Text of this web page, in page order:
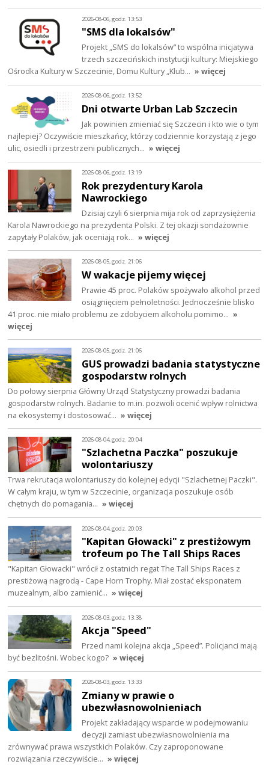
2026-08-06, godz. 13:53
"SMS dla lokalsów"
Projekt „SMS do lokalsów” to wspólna inicjatywa
trzech szczecińskich instytucji kultury: Miejskiego
Ośrodka Kultury w Szczecinie, Domu Kultury „Klub… » więcej
2026-08-06, godz. 13:52
Dni otwarte Urban Lab Szczecin
Jak powinien zmieniać się Szczecin i kto wie o tym
najlepiej? Oczywiście mieszkańcy, którzy codziennie korzystają z jego
ulic, osiedli i przestrzeni publicznych… » więcej
2026-08-06, godz. 13:19
Rok prezydentury Karola
Nawrockiego
Dzisiaj czyli 6 sierpnia mija rok od zaprzysiężenia
Karola Nawrockiego na prezydenta Polski. Z tej okazji sondażownie
zapytały Polaków, jak oceniają rok… » więcej
2026-08-05, godz. 21:06
W wakacje pijemy więcej
Prawie 45 proc. Polaków spożywało alkohol przed
osiągnięciem pełnoletności. Jednocześnie blisko
41 proc. nie miało problemu ze zdobyciem alkoholu pomimo… »
więcej
2026-08-05, godz. 21:06
GUS prowadzi badania statystyczne
gospodarstw rolnych
Do połowy sierpnia Główny Urząd Statystyczny prowadzi badania
gospodarstw rolnych. Badanie to m.in. pozwoli ocenić wpływ rolnictwa
na ekosystemy i dostosować… » więcej
2026-08-04, godz. 20:04
"Szlachetna Paczka" poszukuje
wolontariuszy
Trwa rekrutacja wolontariuszy do kolejnej edycji "Szlachetnej Paczki".
W całym kraju, w tym w Szczecinie, organizacja poszukuje osób
chętnych do pomagania… » więcej
2026-08-04, godz. 20:03
"Kapitan Głowacki" z prestiżowym
trofeum po The Tall Ships Races
"Kapitan Głowacki" wrócił z ostatnich regat The Tall Ships Races z
prestiżową nagrodą - Cape Horn Trophy. Miał zostać eksponatem
muzealnym, albo zamienić… » więcej
2026-08-03, godz. 13:38
Akcja "Speed"
Przed nami kolejna akcja „Speed”. Policjanci mają
być bezlitośni. Wobec kogo? » więcej
2026-08-03, godz. 13:33
Zmiany w prawie o
ubezwłasnowolnieniach
Projekt zakładający wsparcie w podejmowaniu
decyzji zamiast ubezwłasnowolnienia ma
zrównywać prawa wszystkich Polaków. Czy zaproponowane
rozwiązania rzeczywiście… » więcej